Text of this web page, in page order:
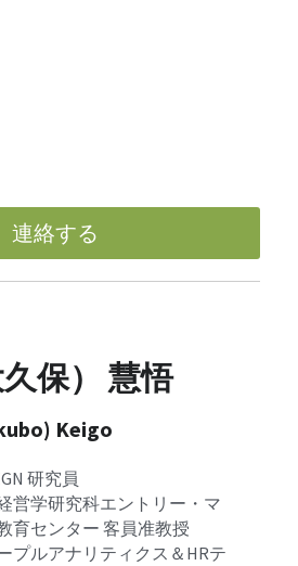
連絡する
POWERED BY
保） 慧悟
Keigo
研究員
営学研究科エントリー・マ
育センター 客員准教授
プルアナリティクス＆HRテ